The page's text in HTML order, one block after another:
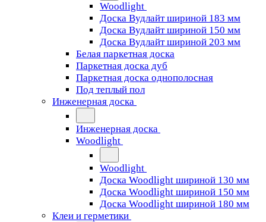
Woodlight
Доска Вудлайт шириной 183 мм
Доска Вудлайт шириной 150 мм
Доска Вудлайт шириной 203 мм
Белая паркетная доска
Паркетная доска дуб
Паркетная доска однополосная
Под теплый пол
Инженерная доска
Инженерная доска
Woodlight
Woodlight
Доска Woodlight шириной 130 мм
Доска Woodlight шириной 150 мм
Доска Woodlight шириной 180 мм
Клеи и герметики